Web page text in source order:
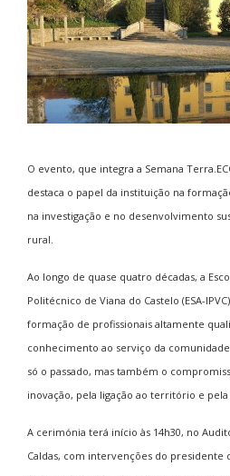
O evento, que integra a Semana
destaca o papel da instituição na
na investigação e no desenvolvimento
rural.
Ao longo de quase quatro décadas, a
Politécnico de Viana do Castelo (ESA-
formação de profissionais altamente
conhecimento ao serviço da
só o passado, mas também o
inovação, pela ligação ao território e pela
A cerimónia terá início às 14h30, no
Caldas, com intervenções do presidente